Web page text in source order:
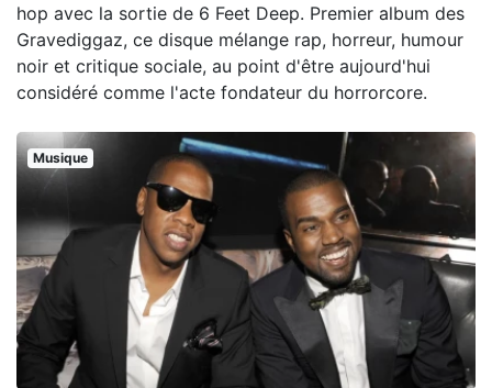
hop avec la sortie de 6 Feet Deep. Premier album des
Gravediggaz, ce disque mélange rap, horreur, humour
noir et critique sociale, au point d'être aujourd'hui
considéré comme l'acte fondateur du horrorcore.
Musique